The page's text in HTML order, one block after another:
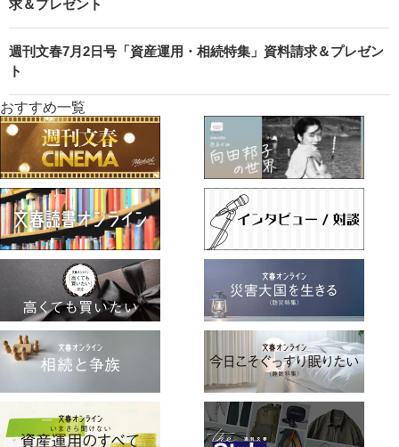
求＆プレゼント
週刊文春7月2日号「資産運用・相続特集」資料請求＆プレゼン
ト
おすすめ一覧